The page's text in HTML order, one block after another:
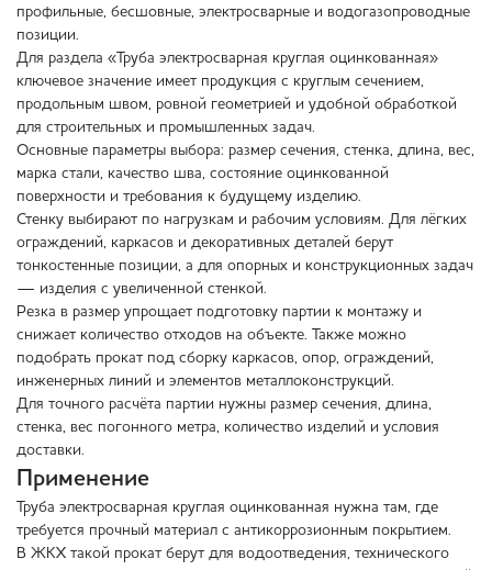
профильные, бесшовные, электросварные и водогазопроводные
позиции.
Для раздела «Труба электросварная круглая оцинкованная»
ключевое значение имеет продукция с круглым сечением,
продольным швом, ровной геометрией и удобной обработкой
для строительных и промышленных задач.
Основные параметры выбора: размер сечения, стенка, длина, вес,
марка стали, качество шва, состояние оцинкованной
поверхности и требования к будущему изделию.
Стенку выбирают по нагрузкам и рабочим условиям. Для лёгких
ограждений, каркасов и декоративных деталей берут
тонкостенные позиции, а для опорных и конструкционных задач
— изделия с увеличенной стенкой.
Резка в размер упрощает подготовку партии к монтажу и
снижает количество отходов на объекте. Также можно
подобрать прокат под сборку каркасов, опор, ограждений,
инженерных линий и элементов металлоконструкций.
Для точного расчёта партии нужны размер сечения, длина,
стенка, вес погонного метра, количество изделий и условия
доставки.
Применение
Труба электросварная круглая оцинкованная нужна там, где
требуется прочный материал с антикоррозионным покрытием.
В ЖКХ такой прокат берут для водоотведения, технического